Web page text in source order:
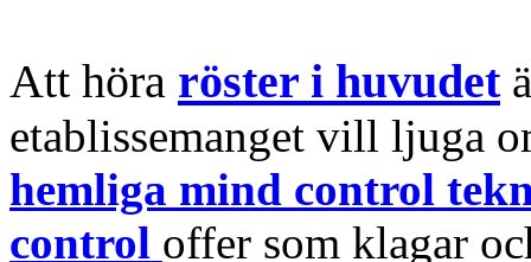
Att höra röster i huvudet
etablissemanget vill ljuga
hemliga mind control
control offer som klagar